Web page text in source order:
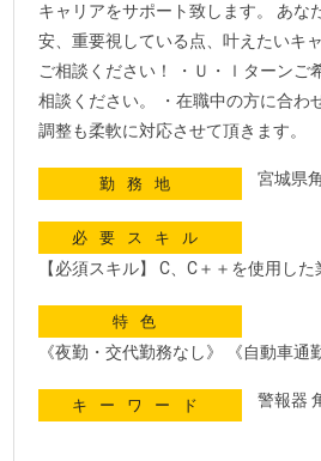
キャリアをサポート致します。 あな
安、重要視している点、叶えたいキ
ご相談ください！ ・Ｕ・ｌターンご
相談ください。 ・在職中の方に合わ
調整も柔軟に対応させて頂きます。
勤務地 宮城県
必要スキル
【必須スキル】 C、C＋＋を使用し
特色
《夜勤・交代勤務なし》 《自動車通
キーワード 警報器